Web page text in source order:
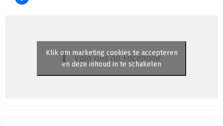
Volg ons op Facebook
Klik om marketing cookies te accepteren
en deze inhoud in te schakelen